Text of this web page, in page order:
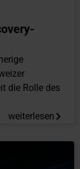
die Rolle des
weiterlesen